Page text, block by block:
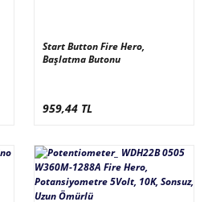
Start Button Fire Hero,
Başlatma Butonu
959,44 TL